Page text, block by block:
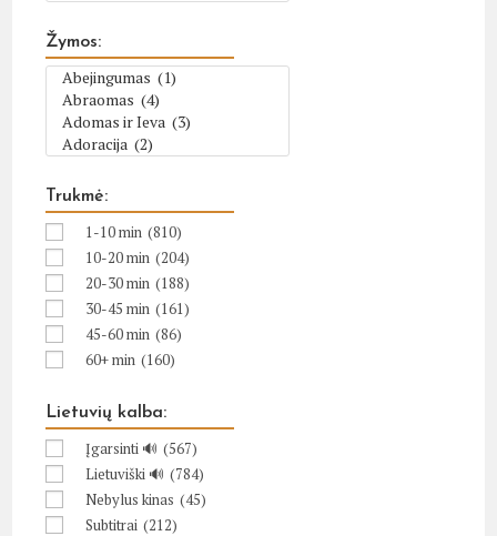
Žymos:
Trukmė:
1-10 min (810)
10-20 min (204)
20-30 min (188)
30-45 min (161)
45-60 min (86)
60+ min (160)
Lietuvių kalba:
Įgarsinti 🔊 (567)
Lietuviški 🔊 (784)
Nebylus kinas (45)
Subtitrai (212)